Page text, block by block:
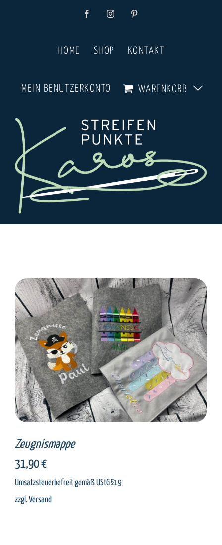
FacebookInstagramPinterest
HOME SHOP KONTAKT
MEIN BENUTZERKONTO WARENKORB
SELECT OPTIONS / DETAILS
Zeugnismappe
31,90€
Umsatzsteuerbefreit gemäß UStG §19
zzgl.Versand